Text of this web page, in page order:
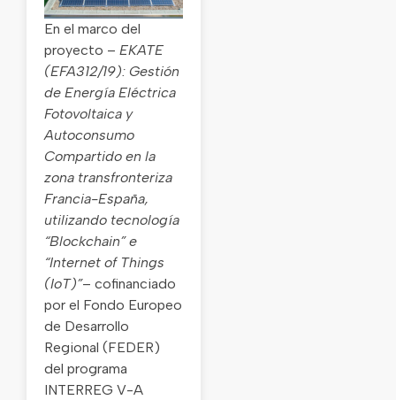
En el marco del
proyecto – EKATE
(EFA312/19): Gestión
de Energía Eléctrica
Fotovoltaica y
Autoconsumo
Compartido en la
zona transfronteriza
Francia-España,
utilizando tecnología
“Blockchain” e
“Internet of Things
(IoT)”– cofinanciado
por el Fondo Europeo
de Desarrollo
Regional (FEDER)
del programa
INTERREG V-A